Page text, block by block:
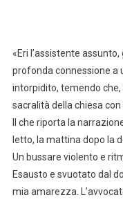
«Eri l’assistente
profonda connessione a
intorpidito, temendo
sacralità della chiesa con
Il che riporta la
letto, la mattina dopo la
Un bussare violento e
Esausto e svuotato dal
mia amarezza.